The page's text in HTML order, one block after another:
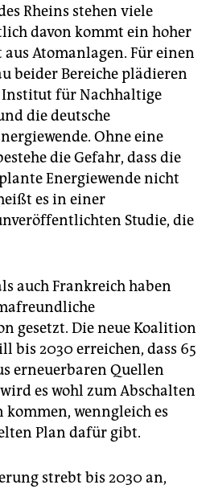
Rheins stehen viele
davon kommt ein hoher
Atomanlagen. Für einen
beider Bereiche plädieren
Institut für Nachhaltige
die deutsche
Ohne eine
die Gefahr, dass die
Energiewende nicht
es in einer
Studie, die
auch Frankreich haben
gesetzt. Die neue Koalition
bis 2030 erreichen, dass 65
erneuerbaren Quellen
es wohl zum Abschalten
wenngleich es
Plan dafür gibt.
strebt bis 2030 an,